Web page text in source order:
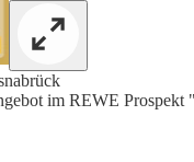
im REWE